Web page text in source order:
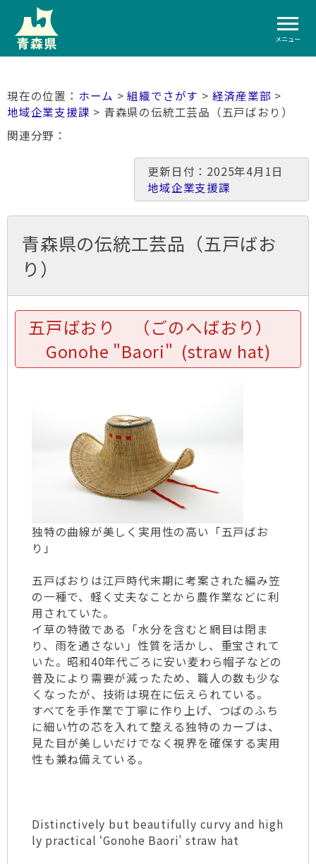
メニュー
ホーム >組織でさがす > 経済産業部 >
地域企業支援課 > 青森県の伝統工芸品（五戸ばおり）
関連分野
更新日付：2025年4月1日
地域企業支援課
青森県の伝統工芸品（五戸ばお
り）
五戸ばおり （ごのへばおり）
Gonohe "Baori" (straw hat)
独特の曲線が美しく実用性の高い「五戸ばお
り」
五戸ばおりは江戸時代末期に考案された編み笠
の一種で、軽く丈夫なことから農作業などに利
用されていた。
イ草の特徴である「水分を含むと網目は閉ま
り、雨を通さない」性質を活かし、重宝されて
いた。昭和40年代ごろに安い麦わら帽子などの
普及により需要が減ったため、職人の数も少な
くなったが、技術は現在に伝えられている。
すべてを手作業で丁寧に作り上げ、つばのふち
に細い竹の芯を入れて整える独特のカーブは、
見た目が美しいだけでなく視界を確保する実用
性も兼ね備えている。
Distinctively but beautifully curvy and high
ly practical ‘Gonohe Baori’ straw hat